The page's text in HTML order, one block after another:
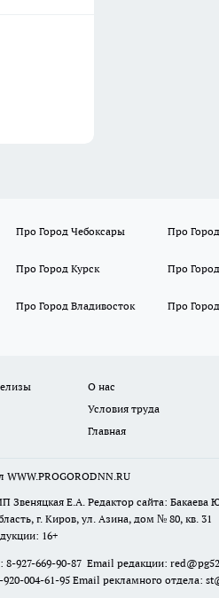
Про Город Чебоксары Про
Про Город Курск Про
Про Город Владивосток Про
О нас
Условия труда
Главная
Звеняцкая Е.А. Редактор сайта: Бакаева
г. Киров, ул. Азина, дом № 80, кв. 31
16+
8-927-669-90-87 Email редакции:
004-61-95 Email рекламного отдела: